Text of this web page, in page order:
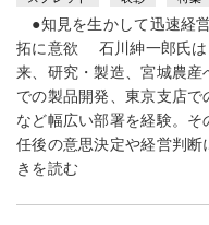
●知見を生かして迅速経
拓に意欲 石川紳一郎氏は
来、研究・製造、宮城農産
での製品開発、東京支店で
など幅広い部署を経験。そ
任後の意思決定や経営判
きを読む